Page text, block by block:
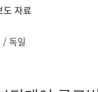
도 자료
/ 독일